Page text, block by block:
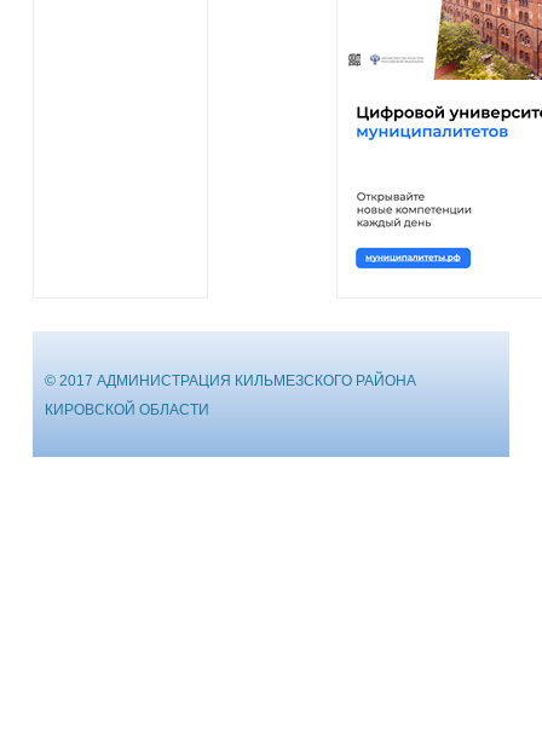
© 2017 АДМИНИСТРАЦИЯ КИЛЬМЕЗСКОГО РАЙОНА
КИРОВСКОЙ ОБЛАСТИ